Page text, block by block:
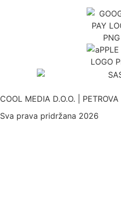
COOL MEDIA D.O.O. |
Sva prava pridržana 2026